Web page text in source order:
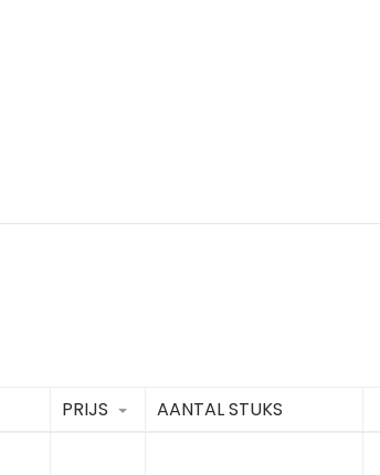
PRIJS AANTAL STUKS